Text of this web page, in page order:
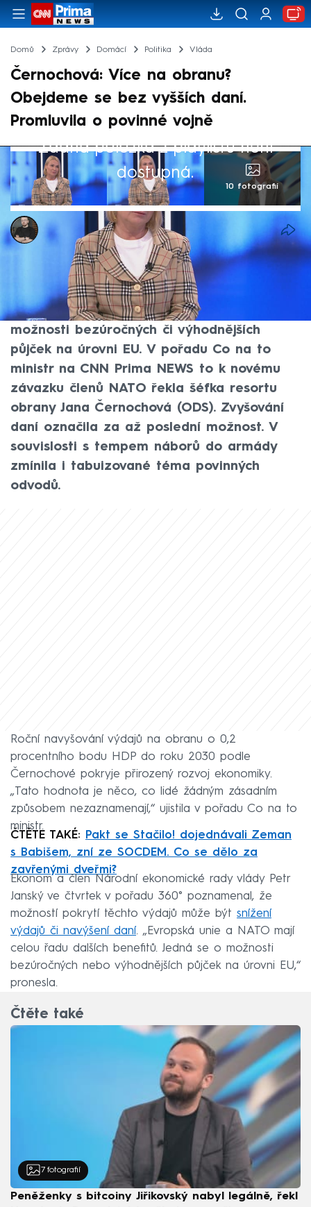
Domů Zprávy Domácí Politika Vláda
Černochová: Více na obranu?
Obejdeme se bez vyšších daní.
Promluvila o povinné vojně
Žádná položka z playlistu není
dostupná.
10 fotografií
Marek Pausz
27. čvn 2025, 22:00
Věřím, že na pokrytí vyšších výdajů na
obranu bude stačit přirozený růst
ekonomiky – pokud ne, jedná se o
možnosti bezúročných či výhodnějších
půjček na úrovni EU. V pořadu Co na to
ministr na CNN Prima NEWS to k novému
závazku členů NATO řekla šéfka resortu
obrany Jana Černochová (ODS). Zvyšování
daní označila za až poslední možnost. V
souvislosti s tempem náborů do armády
zmínila i tabuizované téma povinných
odvodů.
Roční navyšování výdajů na obranu o 0,2
procentního bodu HDP do roku 2030 podle
Černochové pokryje přirozený rozvoj ekonomiky.
„Tato hodnota je něco, co lidé žádným zásadním
způsobem nezaznamenají,“ ujistila v pořadu Co na to
ministr.
ČTĚTE TAKÉ:
Pakt se Stačilo! dojednávali Zeman
s Babišem, zní ze SOCDEM. Co se dělo za
zavřenými dveřmi?
Ekonom a člen Národní ekonomické rady vlády Petr
Janský ve čtvrtek v pořadu 360° poznamenal, že
možností pokrytí těchto výdajů může být snížení
výdajů či navýšení daní. „Evropská unie a NATO mají
celou řadu dalších benefitů. Jedná se o možnosti
bezúročných nebo výhodnějších půjček na úrovni EU,“
pronesla.
Čtěte také
7 fotografií
Peněženky s bitcoiny Jiřikovský nabyl legálně, řekl